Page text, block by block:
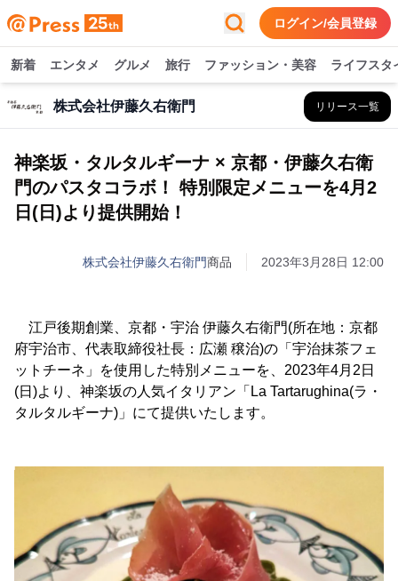
ログイン/会員登録
新着 エンタメ グルメ 旅行 ファッション・美容 ライフスタ
株式会社伊藤久右衛門 リリース一覧
神楽坂・タルタルギーナ × 京都・伊藤久右衛
門のパスタコラボ！ 特別限定メニューを4月2
日(日)より提供開始！
株式会社伊藤久右衛門商品 2023年3月28日 12:00
江戸後期創業、京都・宇治 伊藤久右衛門(所在地：京都
府宇治市、代表取締役社長：広瀬 穣治)の「宇治抹茶フェ
ットチーネ」を使用した特別メニューを、2023年4月2日
(日)より、神楽坂の人気イタリアン「La Tartarughina(ラ・
タルタルギーナ)」にて提供いたします。